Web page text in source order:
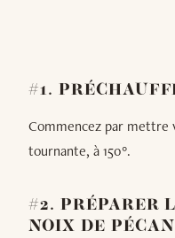
#1.
Commencez par mettre
tournante, à 150°.
#2. PRÉPARER
NOIX DE PÉCAN